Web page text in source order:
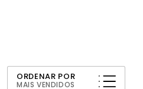
ORDENAR POR
MAIS VENDIDOS